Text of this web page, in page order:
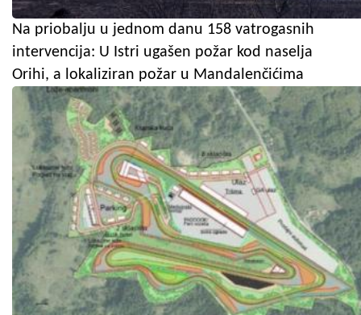
Na priobalju u jednom danu 158 vatrogasnih
intervencija: U Istri ugašen požar kod naselja
Orihi, a lokaliziran požar u Mandalenčićima